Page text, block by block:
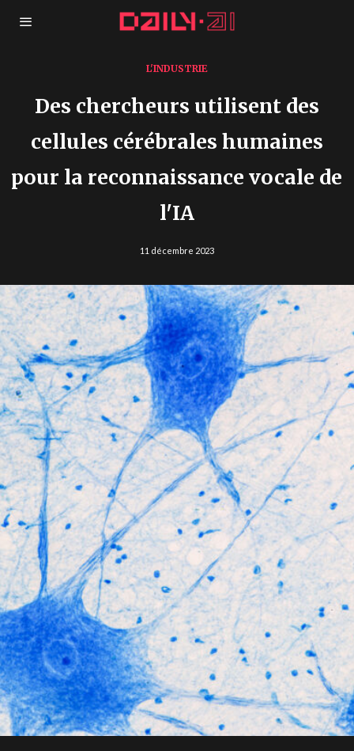
L'INDUSTRIE
Des chercheurs utilisent des
cellules cérébrales humaines
pour la reconnaissance vocale de
l'IA
11 décembre 2023